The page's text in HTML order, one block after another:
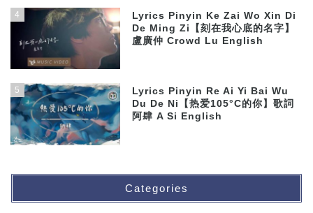
4
Lyrics Pinyin Ke Zai Wo Xin Di
De Ming Zi【刻在我心底的名字】
盧廣仲 Crowd Lu English
5
Lyrics Pinyin Re Ai Yi Bai Wu
Du De Ni【热爱105°C的你】歌詞
阿肆 A Si English
Categories